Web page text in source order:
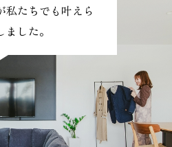
私たちでも叶えら
した。